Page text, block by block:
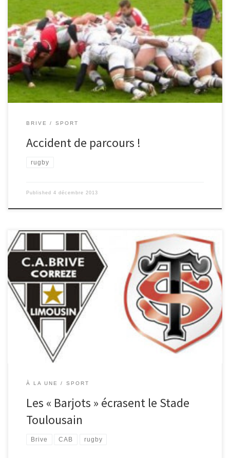
CAB se sont bien reposés, peut-être un peu trop… Brive reçevait
les Biarrots à Amédée-Domenech. Cela s’annonçait mal…
Premièrement : notre ailier fidjien Malakaï RADIKEDIKE était
toujours en sélection et donc absent; deuxièmement : Biarritz est
la bête noire du CAB, depuis longtemps… Et ça se confirme : c’est
un 9-14 pour Biarritz à la fin du match. La CAB a tout donné, mais
les Biarrots ont cassé le […]
BRIVE SPORT
Accident de parcours !
rugby
Published 4 décembre 2013
Samedi 2 novembre, 14h50, les joueurs du CAB rugby (surnommés
« les Barjots »), petits promus qu’ils sont, s’apprêtent à recevoir sur
la pelouse d’Amédée Domenech le leader du Top14 : le Stade
Toulousain. 13979 spectateurs étaient au rendez-vous pour voir LE
match. La grande affiche. Le Stadium était plein à craquer. Les
joueurs étaient motivés comme jamais pour continuer à défendre
leur invincibilité à domicile depuis une quinzaine de matchs, mais
aussi pour soutenir leurs coéquipiers et amis : Alexandre Barozzi
À LA UNE SPORT
Les « Barjots » écrasent le Stade
Toulousain
Brive CAB rugby